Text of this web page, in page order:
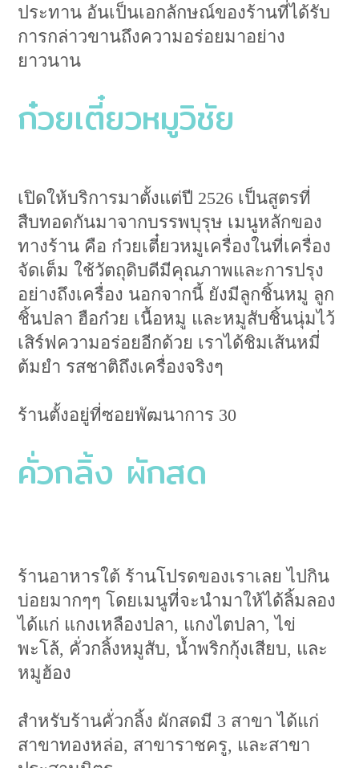
ประทาน อันเป็นเอกลักษณ์ของร้านที่ได้รับ
การกล่าวขานถึงความอร่อยมาอย่าง
ยาวนาน
ก๋วยเตี๋ยวหมูวิชัย
เปิดให้บริการมาตั้งแต่ปี 2526 เป็นสูตรที่
สืบทอดกันมาจากบรรพบุรุษ เมนูหลักของ
ทางร้าน คือ ก๋วยเตี๋ยวหมูเครื่องในที่เครื่อง
จัดเต็ม ใช้วัตถุดิบดีมีคุณภาพและการปรุง
อย่างถึงเครื่อง นอกจากนี้ ยังมีลูกชิ้นหมู ลูก
ชิ้นปลา ฮือก๋วย เนื้อหมู และหมูสับชิ้นนุ่มไว้
เสิร์ฟความอร่อยอีกด้วย เราได้ชิมเส้นหมี่
ต้มยำ รสชาติถึงเครื่องจริงๆ
ร้านตั้งอยู่ที่ซอยพัฒนาการ 30
คั่วกลิ้ง ผักสด
ร้านอาหารใต้ ร้านโปรดของเราเลย ไปกิน
บ่อยมากๆๆ โดยเมนูที่จะนำมาให้ได้ลิ้มลอง
ได้แก่ แกงเหลืองปลา, แกงไตปลา, ไข่
พะโล้, คั่วกลิ้งหมูสับ, น้ำพริกกุ้งเสียบ, และ
หมูฮ้อง
สำหรับร้านคั่วกลิ้ง ผักสดมี 3 สาขา ได้แก่
สาขาทองหล่อ, สาขาราชครู, และสาขา